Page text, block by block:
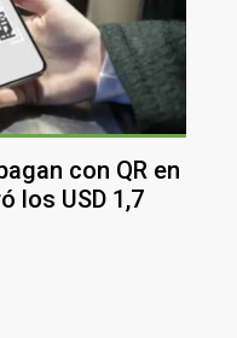
con QR en
los USD 1,7